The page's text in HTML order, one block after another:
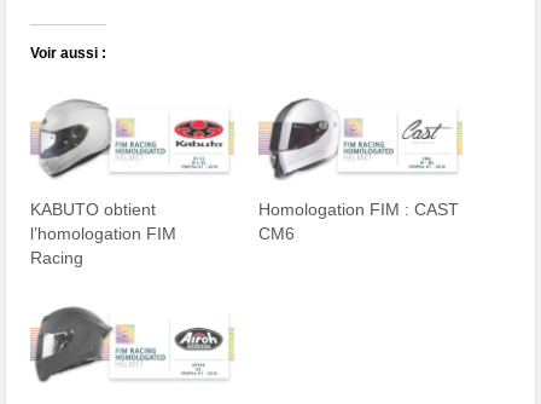
Voir aussi :
KABUTO obtient
l’homologation FIM
Racing
Homologation FIM : CAST
CM6